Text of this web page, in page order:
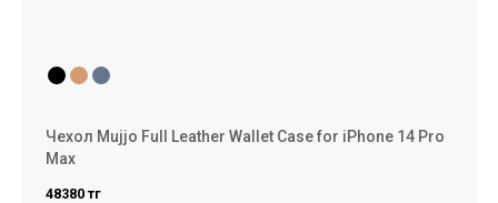
Чехол Mujjo Full Leather Wallet Case for iPhone 14 Pro
Max
48380 тг